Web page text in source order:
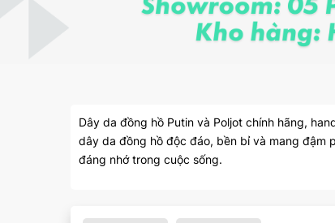
Dây da đồng hồ Putin và Poljot chính hãng,
dây da đồng hồ độc đáo, bền bỉ và mang đậm
đáng nhớ trong cuộc sống.